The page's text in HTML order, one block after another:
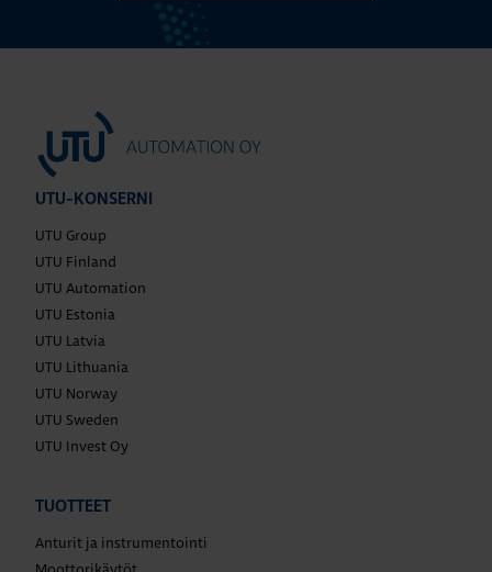
UTU-KONSERNI
UTU Group
UTU Finland
UTU Automation
UTU Estonia
UTU Latvia
UTU Lithuania
UTU Norway
UTU Sweden
UTU Invest Oy
TUOTTEET
Anturit ja instrumentointi
Moottorikäytöt